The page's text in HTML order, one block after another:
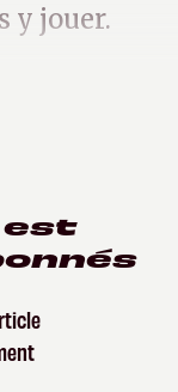
y jouer.
est